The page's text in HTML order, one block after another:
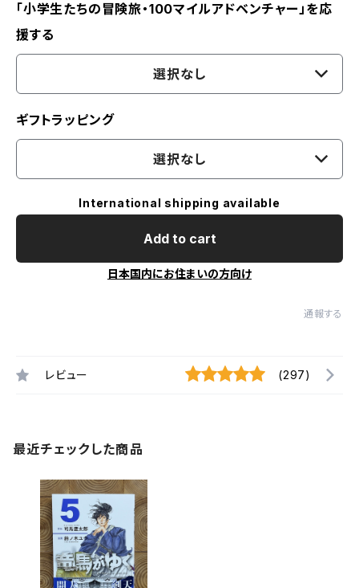
「小学生たちの冒険旅・100マイルアドベンチャー」を応
援する
選択なし
ギフトラッピング
選択なし
International shipping available
Add to cart
日本国内にお住まいの方向け
通報する
レビュー (297)
最近チェックした商品